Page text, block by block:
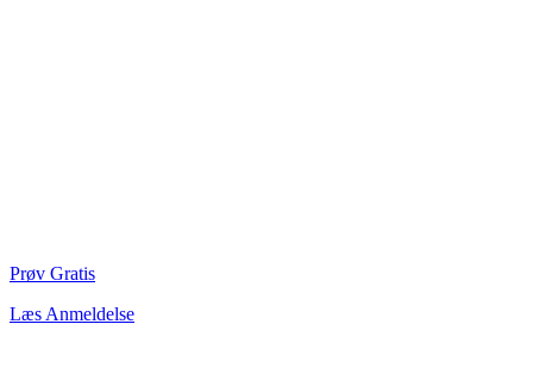
Prøv Gratis
Læs Anmeldelse